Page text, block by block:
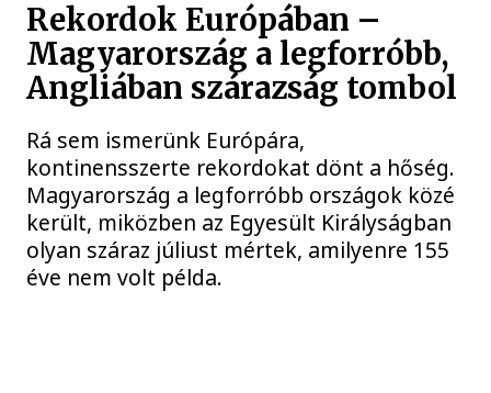
Rekordok Európában –
Magyarország a legforróbb,
Angliában szárazság tombol
Rá sem ismerünk Európára,
kontinensszerte rekordokat dönt a hőség.
Magyarország a legforróbb országok közé
került, miközben az Egyesült Királyságban
olyan száraz júliust mértek, amilyenre 155
éve nem volt példa.